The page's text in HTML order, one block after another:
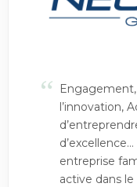
“ l’innovation,
entreprise
active dans